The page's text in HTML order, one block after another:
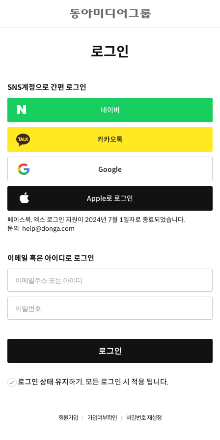
로그인
SNS계정으로 간편 로그인
네이버
카카오톡
Google
Apple로 로그인
페이스북, 엑스 로그인 지원이 2024년 7월 1일자로 종료되었습니다.
문의: help@donga.com
이메일 혹은 아이디로 로그인
로그인
로그인 상태 유지하기. 모든 로그인 시 적용 됩니다.
회원가입 가입여부확인 비밀번호 재설정